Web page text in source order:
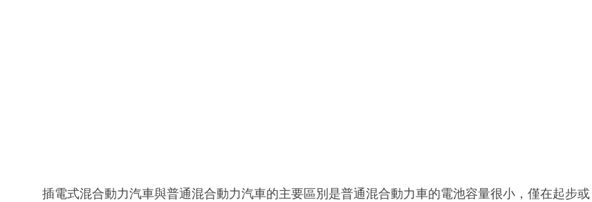
插電式混合動力汽車與普通混合動力汽車的主要區別是普通混合動力車的電池容量很小，僅在起步或